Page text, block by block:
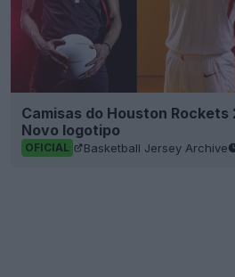
Camisas do Houston
Novo logotipo
OFICIAL Basketball Jersey Archive